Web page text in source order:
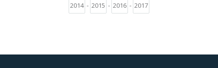
2014 - 2015 - 2016 - 2017